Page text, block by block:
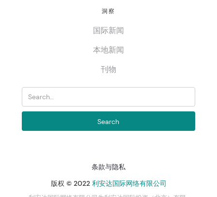
洞察
国际新闻
本地新闻
刊物
条款与隐私
版权 © 2022 利安达国际网络有限公司